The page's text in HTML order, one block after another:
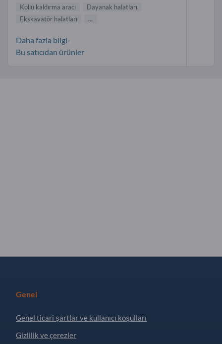
Kollu kaldırma aracı
Dayanak halatları
Ekskavatör halatları
...
Daha fazla bilgi-
Bu satıcıdan ürünler
Genel
Genel ticari şartlar ve kullanıcı koşulları
Gizlilik ve çerezler